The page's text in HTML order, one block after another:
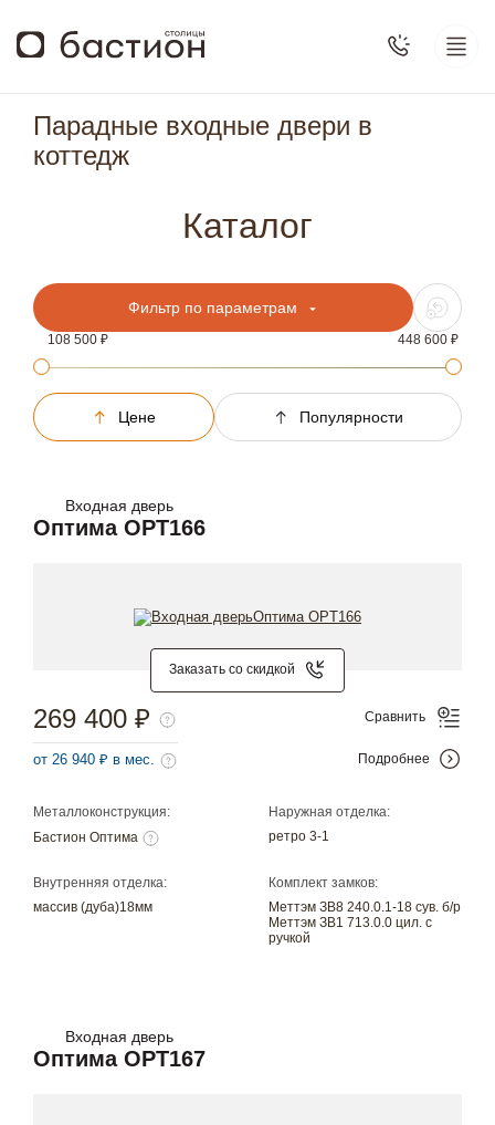
Парадные входные двери в
коттедж
Каталог
Фильтр по параметрам
108 500 448 600
Цене Популярности
Входная дверь
Оптима OPT166
Заказать со скидкой
Металлоконструкция:
Бастион Оптима
Наружная отделка:
ретро 3-1
Внутренняя отделка:
массив (дуба)18мм
Комплект замков:
Меттэм ЗВ8 240.0.1-18 сув. б/р
Меттэм ЗВ1 713.0.0 цил. с
ручкой
269 400 ₽
от 26 940 ₽ в мес.
Сравнить
Подробнее
Входная дверь
Оптима OPT167